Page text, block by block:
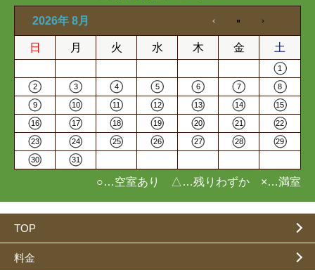
2026年 8月
日 月 火 水 木 金 土
1
2 3 4 5 6 7 8
9 10 11 12 13 14 15
16 17 18 19 20 21 22
23 24 25 26 27 28 29
30 31
○…空室あり △…残りわずか ×…満室
TOP
料金